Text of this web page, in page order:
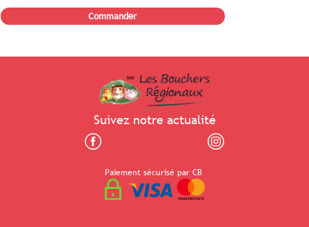
Commander
Suivez notre actualité
Paiement sécurisé par CB